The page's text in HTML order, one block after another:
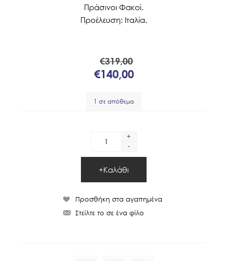
Πράσινοι Φακοί.
Προέλευση: Ιταλία.
€319,00
€140,00
1 σε απόθεμα
+
-